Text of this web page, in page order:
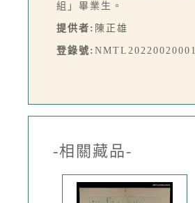
組」畢業生。
提供者: 陳正雄
登錄號: NMTL20220020001
-相關藏品-